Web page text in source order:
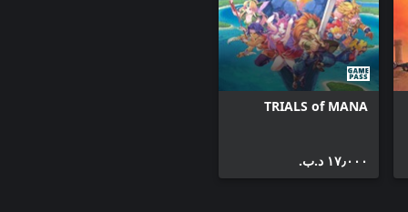
TRIALS of MANA
١٧٫٠٠٠ د.ب.‏